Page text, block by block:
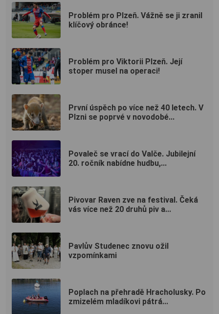
Problém pro Plzeň. Vážně se ji zranil
klíčový obránce!
Problém pro Viktorii Plzeň. Její
stoper musel na operaci!
První úspěch po více než 40 letech. V
Plzni se poprvé v novodobé...
Povaleč se vrací do Valče. Jubilejní
20. ročník nabídne hudbu,...
Pivovar Raven zve na festival. Čeká
vás více než 20 druhů piv a...
Pavlův Studenec znovu ožil
vzpomínkami
Poplach na přehradě Hracholusky. Po
zmizelém mladíkovi pátrá...